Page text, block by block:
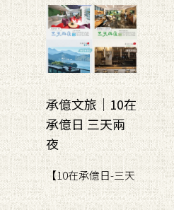
承億文旅｜10在
承億日 三天兩
夜
【10在承億日-三天